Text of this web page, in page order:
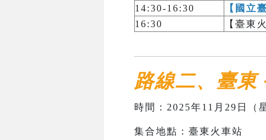
14:30-16:30
【國立
16:30
【臺東
路線二、臺東
時間：2025年11月29日（
集合地點：臺東火車站